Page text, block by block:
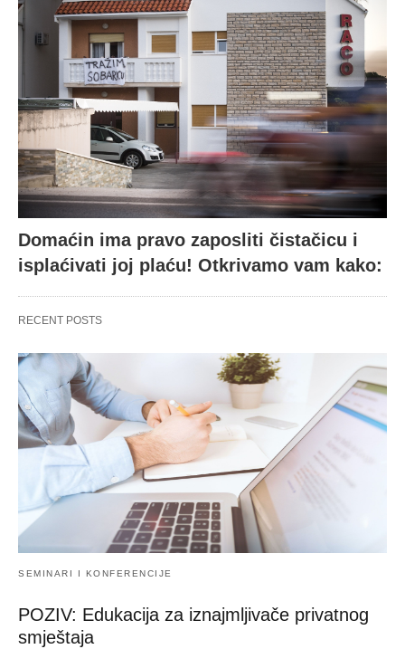
Domaćin ima pravo zaposliti čistačicu i
isplaćivati joj plaću! Otkrivamo vam kako:
RECENT POSTS
SEMINARI I KONFERENCIJE
POZIV: Edukacija za iznajmljivače privatnog
smještaja